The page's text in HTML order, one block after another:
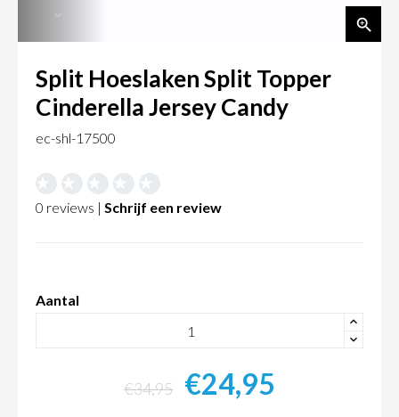
Split Hoeslaken Split Topper
Cinderella Jersey Candy
ec-shl-17500
0 reviews | Schrijf een review
Aantal
+
-
€34,95 €24,95